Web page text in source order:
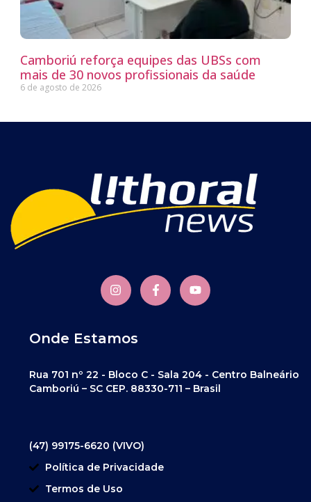
Camboriú reforça equipes das UBSs com
mais de 30 novos profissionais da saúde
6 de agosto de 2026
Onde Estamos
Rua 701 nº 22 - Bloco C - Sala 204 - Centro Balneário
Camboriú – SC CEP. 88330-711 – Brasil
(47) 99175-6620 (VIVO)
Política de Privacidade
Termos de Uso